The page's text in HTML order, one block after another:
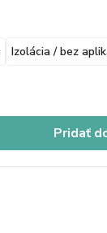
Izolácia / bez
Pridať